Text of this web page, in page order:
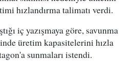
hızlandırma talimatı verdi.
iç yazışmaya göre, savunma
üretim kapasitelerini hızla
sunmaları istendi.